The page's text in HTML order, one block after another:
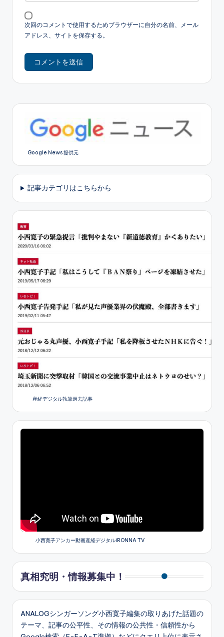
次回のコメントで使用するためブラウザーに自分の名前、メール
アドレス、サイトを保存する。
Google News 提供元
記事カテゴリはこちらから
産経デジタル執筆過去記事
小西寛子アンカー動画産経デジタルiRONNA TV
真相究明・情報募集中！
ANALOGシンガーソング小西寛子編集の取りあげた話題の
テーマ、記事の公平性、その情報の公共性・信頼性から